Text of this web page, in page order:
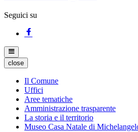
Seguici su
close
Il Comune
Uffici
Aree tematiche
Amministrazione trasparente
La storia e il territorio
Museo Casa Natale di